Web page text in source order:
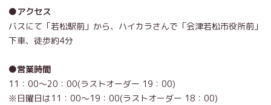
●アクセス
バスにて「若松駅前」から、 ハイカラさんで「会津若松市役所前」
下車、徒歩約4分
●営業時間
11：00〜20：00(ラストオーダー 19：00)
※日曜日は11：00〜19：00(ラストオーダー 18：00)